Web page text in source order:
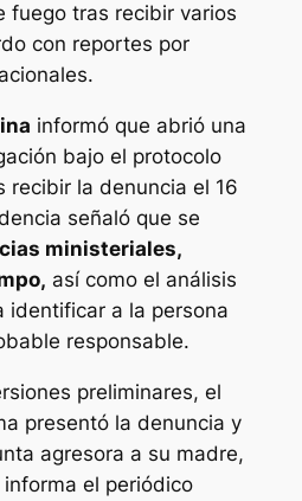
fuego tras recibir varios
con reportes por
informó que abrió una
bajo el protocolo
recibir la denuncia el 16
señaló que se
ministeriales,
así como el análisis
identificar a la persona
responsable.
preliminares, el
presentó la denuncia y
agresora a su madre,
el periódico